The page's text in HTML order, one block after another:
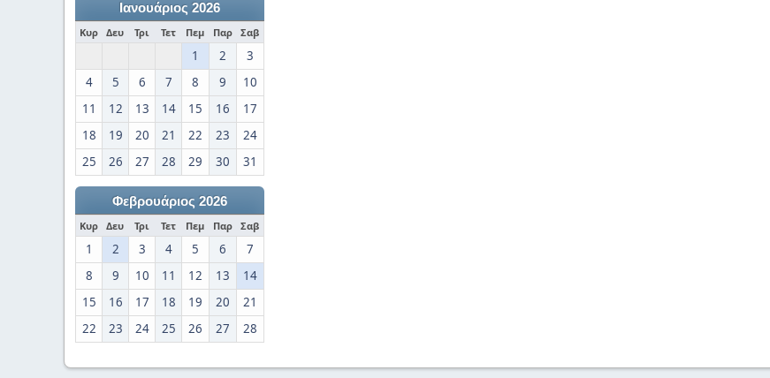
Ιανουάριος 2026
Κυρ Δευ Τρι Τετ Πεμ Παρ Σαβ
1 2
3
4
5 6 7 8 9
10
11
12 13 14 15 16
17
18
19 20 21 22 23
24
25
26 27 28 29 30 31
Φεβρουάριος 2026
Κυρ Δευ Τρι Τετ Πεμ Παρ Σαβ
1 2 3 4 5 6
7
8
9 10 11 12 13
14
15
16 17 18 19 20
21
22
23 24 25 26 27 28